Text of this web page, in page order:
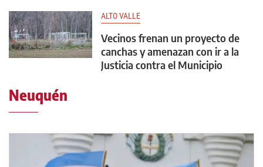
ALTO VALLE
Vecinos frenan un proyecto de
canchas y amenazan con ir a la
Justicia contra el Municipio
Neuquén